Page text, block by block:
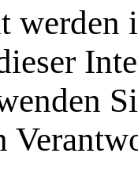
werden